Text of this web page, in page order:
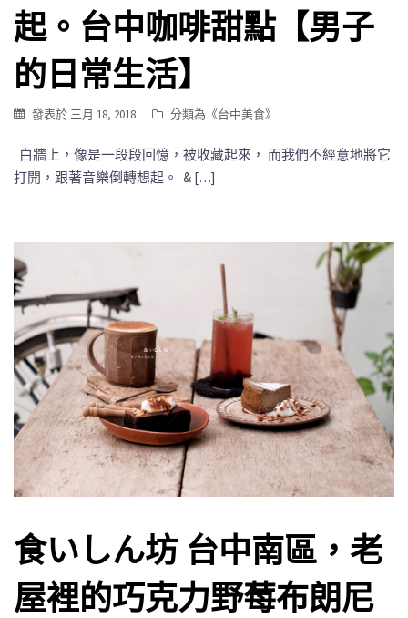
起。台中咖啡甜點【男子
的日常生活】
發表於 三月 18, 2018 分類為《台中美食》
白牆上，像是一段段回憶，被收藏起來， 而我們不經意地將它
打開，跟著音樂倒轉想起。 & […]
食いしん坊 台中南區，老
屋裡的巧克力野莓布朗尼